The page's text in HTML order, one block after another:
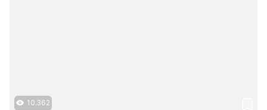
10.362